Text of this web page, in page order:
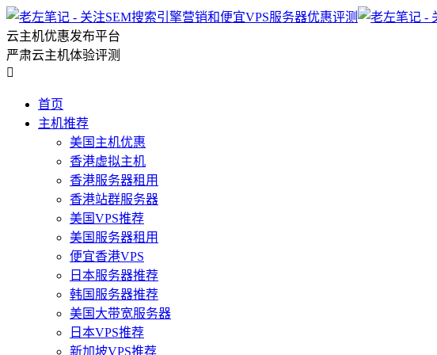
云主机优惠发布平台
严肃云主机体验评测

首页
主机推荐
美国主机优惠
香港虚拟主机
香港服务器租用
香港站群服务器
美国VPS推荐
美国服务器租用
便宜香港VPS
日本服务器推荐
韩国服务器推荐
美国大带宽服务器
日本VPS推荐
新加坡VPS推荐